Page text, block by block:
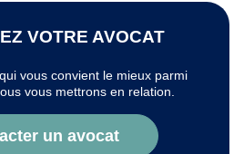
VOTRE AVOCAT
vous convient le mieux parmi
vous mettrons en relation.
un avocat